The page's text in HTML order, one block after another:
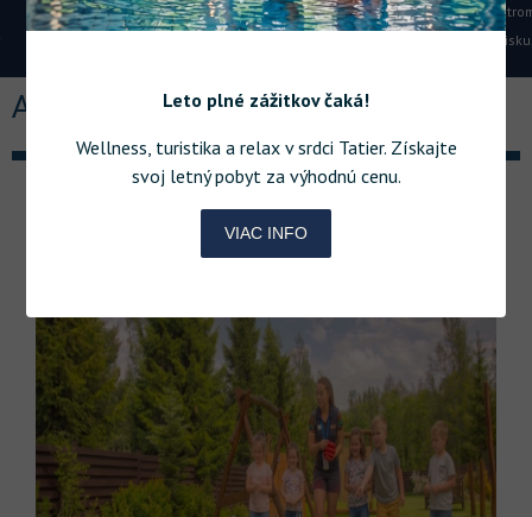
Nabite si svoj elektromobil priamo na našom
ANIMÁCIE PRE DETI
Leto plné zážitkov čaká!
Wellness, turistika a relax v srdci Tatier. Získajte
svoj letný pobyt za výhodnú cenu.
VIAC INFO